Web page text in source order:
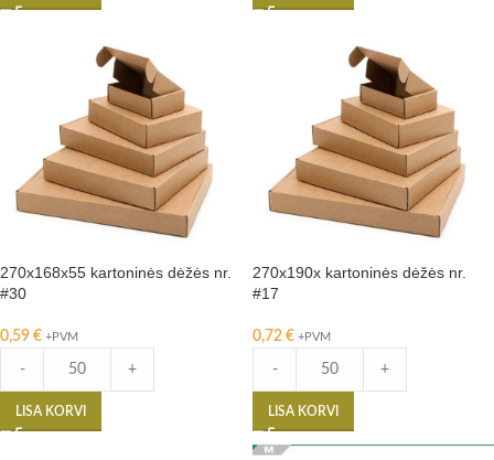
270x168x55 kartoninės dėžės nr.
#30
0,59 € +PVM
- +
LISA KORVI
270x190x kartoninės dėžės nr.
#17
0,72 € +PVM
- +
LISA KORVI